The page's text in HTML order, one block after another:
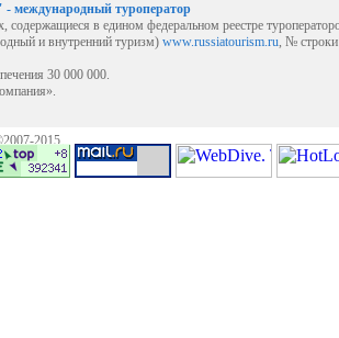
международный туроператор
содержащиеся в едином федеральном реестре
и внутренний туризм) www.russiatourism.ru, №
30 000 000.
2015